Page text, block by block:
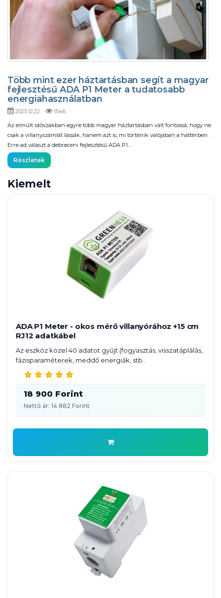
Több mint ezer háztartásban segít a magyar
fejlesztésű ADA P1 Meter a tudatosabb
energiahasználatban
2025.12.22.
1546
Az elmúlt időszakban egyre több magyar háztartásban vált fontossá, hogy ne
csak a villanyszámlát lássák, hanem azt is, mi történik valójában a háttérben.
Erre ad választ a debreceni fejlesztésű ADA P1…
Részletek
Kiemelt
ADA P1 Meter - okos mérő villanyórához +15 cm
RJ12 adatkábel
Az eszköz közel 40 adatot gyűjt (fogyasztás, visszatáplálás,
fázisparaméterek, meddő energiák, stb..
18 900 Forint
Nettó ár: 14 882 Forint